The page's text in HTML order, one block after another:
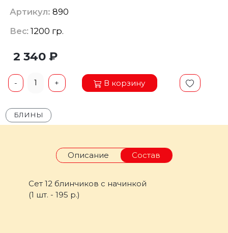
Артикул: 890
Вес: 1200 гр.
2 340 ₽
- 1 + В корзину
БЛИНЫ
Описание Состав
Сет 12 блинчиков с начинкой
(1 шт. - 195 р.)